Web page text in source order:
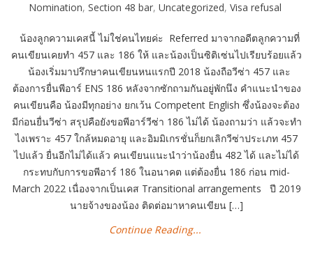
Nomination, Section 48 bar, Uncategorized, Visa refusal
น้องลูกความเคสนี้ ไม่ใช่คนไทยค่ะ Referred มาจากอดีตลูกความที่
คนเขียนเคยทำ 457 และ 186 ให้ และน้องเป็นซิติเซ่นไปเรียบร้อยแล้ว
น้องเริ่มมาปรึกษาคนเขียนหนแรกปี 2018 น้องถือวีซ่า 457 และ
ต้องการยื่นพีอาร์ ENS 186 หลังจากซักถามกันอยู่พักนึง คำแนะนำของ
คนเขียนคือ น้องมีทุกอย่าง ยกเว้น Competent English ซึ่งน้องจะต้อง
มีก่อนยื่นวีซ่า สรุปคือยังขอพีอาร์วีซ่า 186 ไม่ได้ น้องถามว่า แล้วจะทำ
ไงเพราะ 457 ใกล้หมดอายุ และอิมมิเกรชั่นก็ยกเลิกวีซ่าประเภท 457
ไปแล้ว ยื่นอีกไม่ได้แล้ว คนเขียนแนะนำว่าน้องยื่น 482 ได้ และไม่ได้
กระทบกับการขอพีอาร์ 186 ในอนาคต แต่ต้องยื่น 186 ก่อน mid-
March 2022 เนื่องจากเป็นเคส Transitional arrangements ปี 2019
นายจ้างของน้อง ติดต่อมาหาคนเขียน […]
Continue Reading...